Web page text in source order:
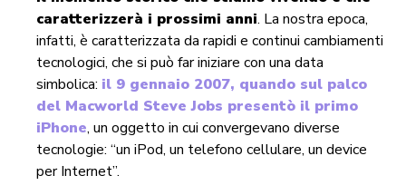
caratterizzerà i prossimi anni. La nostra epoca,
infatti, è caratterizzata da rapidi e continui cambiamenti
tecnologici, che si può far iniziare con una data
simbolica: il 9 gennaio 2007, quando sul palco
del Macworld Steve Jobs presentò il primo
iPhone, un oggetto in cui convergevano diverse
tecnologie: “un iPod, un telefono cellulare, un device
per Internet”.